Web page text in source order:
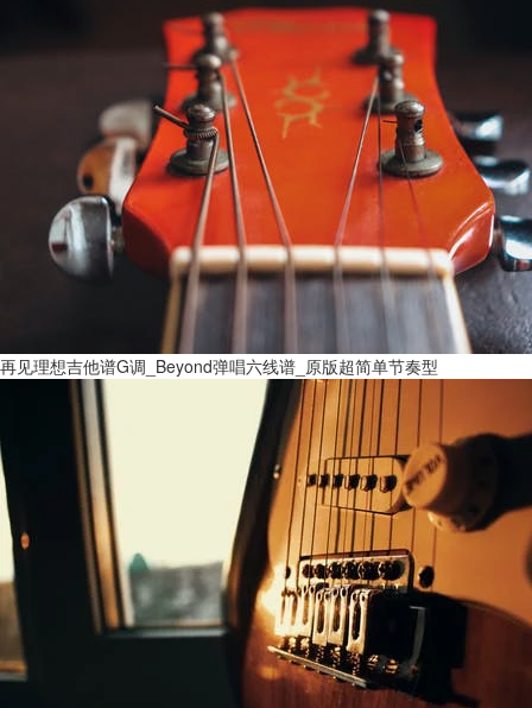
再见理想吉他谱G调_Beyond弹唱六线谱_原版超简单节奏型